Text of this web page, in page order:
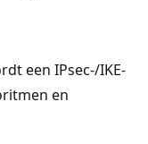
een IPsec-/IKE-
en